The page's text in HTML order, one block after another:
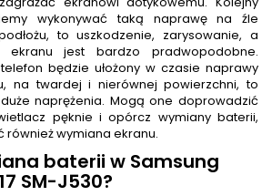
wykonywać taką naprawę na źle
to uszkodzenie, zarysowanie, a
ekranu jest bardzo pradwopodobne.
będzie ułożony w czasie naprawy
na twardej i nierównej powierzchni, to
naprężenia. Mogą one doprowadzić
pęknie i opórcz wymiany baterii,
również wymiana ekranu.
baterii w Samsung
SM-J530?